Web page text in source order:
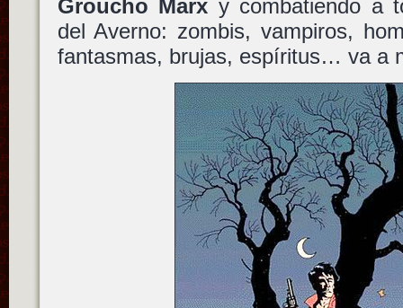
Groucho Marx y combatiendo a
del Averno: zombis, vampiros,
fantasmas, brujas, espíritus… va a